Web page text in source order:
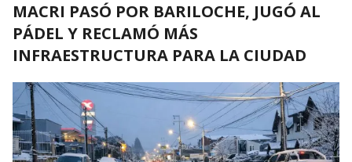
MACRI PASÓ POR BARILOCHE, JUGÓ AL
PÁDEL Y RECLAMÓ MÁS
INFRAESTRUCTURA PARA LA CIUDAD